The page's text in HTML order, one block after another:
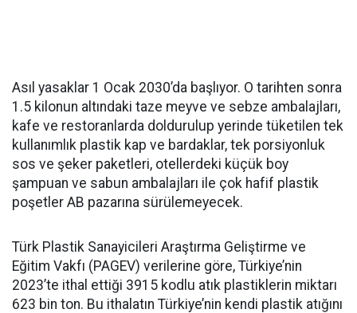
Asıl yasaklar 1 Ocak 2030’da başlıyor. O tarihten sonra
1.5 kilonun altındaki taze meyve ve sebze ambalajları,
kafe ve restoranlarda doldurulup yerinde tüketilen tek
kullanımlık plastik kap ve bardaklar, tek porsiyonluk
sos ve şeker paketleri, otellerdeki küçük boy
şampuan ve sabun ambalajları ile çok hafif plastik
poşetler AB pazarına sürülemeyecek.
Türk Plastik Sanayicileri Araştırma Geliştirme ve
Eğitim Vakfı (PAGEV) verilerine göre, Türkiye’nin
2023’te ithal ettiği 3915 kodlu atık plastiklerin miktarı
623 bin ton. Bu ithalatın Türkiye’nin kendi plastik atığını